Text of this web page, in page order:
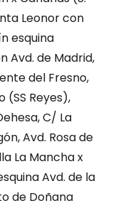
Leonor con
esquina
Avd. de Madrid,
del Fresno,
(SS Reyes),
C/ La
Avd. Rosa de
La Mancha x
Avd. de la
de Doñana